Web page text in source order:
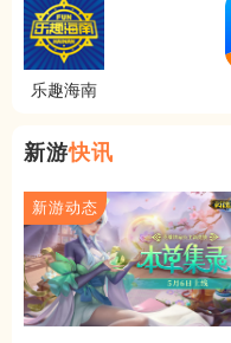
乐趣海南
新游快讯
新游动态